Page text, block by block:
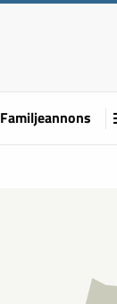
Familjeannons